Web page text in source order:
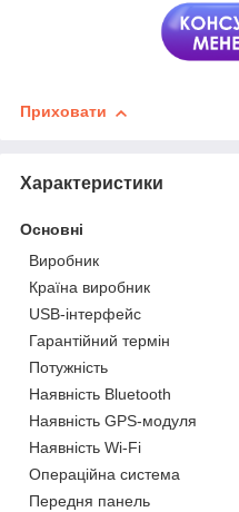
Приховати
Характеристики
Основні
Виробник
Країна виробник
USB-інтерфейс
Гарантійний термін
Потужність
Наявність Bluetooth
Наявність GPS-модуля
Наявність Wi-Fi
Операційна система
Передня панель